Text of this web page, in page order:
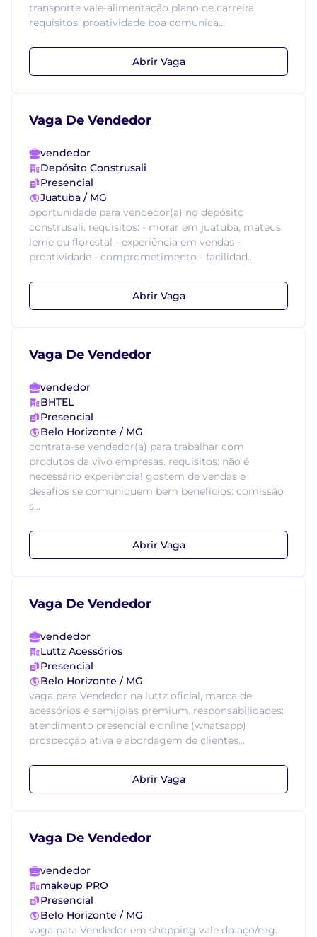
transporte vale-alimentação plano de carreira
requisitos: proatividade boa comunica...
Abrir Vaga
Vaga De Vendedor
vendedor
Depósito Construsali
Presencial
Juatuba / MG
oportunidade para vendedor(a) no depósito
construsali. requisitos: - morar em juatuba, mateus
leme ou florestal - experiência em vendas -
proatividade - comprometimento - facilidad...
Abrir Vaga
Vaga De Vendedor
vendedor
BHTEL
Presencial
Belo Horizonte / MG
contrata-se vendedor(a) para trabalhar com
produtos da vivo empresas. requisitos: não é
necessário experiência! gostem de vendas e
desafios se comuniquem bem benefícios: comissão
s...
Abrir Vaga
Vaga De Vendedor
vendedor
Luttz Acessórios
Presencial
Belo Horizonte / MG
vaga para Vendedor na luttz oficial, marca de
acessórios e semijoias premium. responsabilidades:
atendimento presencial e online (whatsapp)
prospecção ativa e abordagem de clientes...
Abrir Vaga
Vaga De Vendedor
vendedor
makeup PRO
Presencial
Belo Horizonte / MG
vaga para Vendedor em shopping vale do aço/mg.